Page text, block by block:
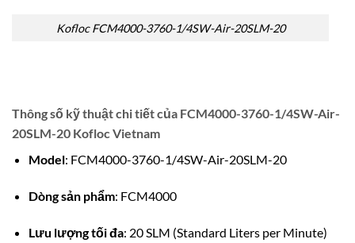
Kofloc FCM4000-3760-1/4SW-Air-20SLM-20
Thông số kỹ thuật chi tiết của FCM4000-3760-1/4SW-Air-
20SLM-20 Kofloc Vietnam
Model: FCM4000-3760-1/4SW-Air-20SLM-20
Dòng sản phẩm: FCM4000
Lưu lượng tối đa: 20 SLM (Standard Liters per Minute)